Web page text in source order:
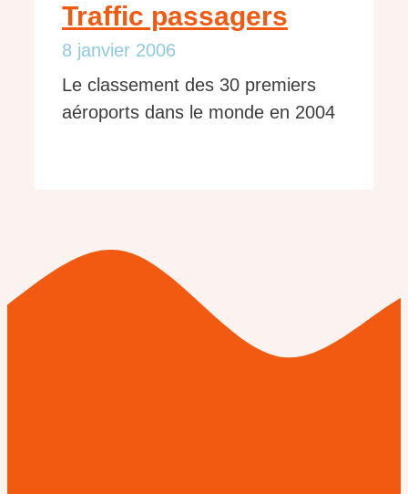
Traffic passagers
8 janvier 2006
Le classement des 30 premiers
aéroports dans le monde en 2004